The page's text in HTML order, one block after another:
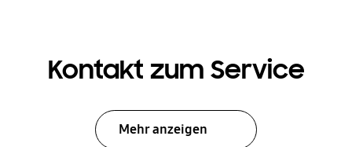
Kontakt zum Service
Mehr anzeigen